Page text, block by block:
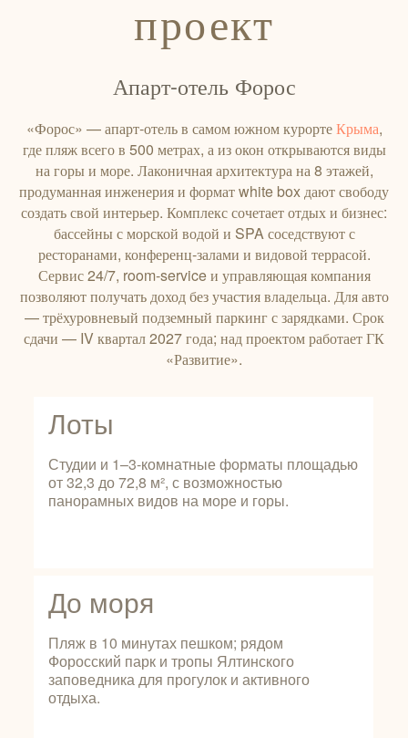
проект
Апарт-отель Форос
«Форос» — апарт‑отель в самом южном курортеКрыма,
где пляж всего в 500 метрах, а из окон открываются виды
на горы и море. Лаконичная архитектура на 8 этажей,
продуманная инженерия и формат white box дают свободу
создать свой интерьер. Комплекс сочетает отдых и бизнес:
бассейны с морской водой и SPA соседствуют с
ресторанами, конференц‑залами и видовой террасой.
Сервис 24/7, room‑service и управляющая компания
позволяют получать доход без участия владельца. Для авто
— трёхуровневый подземный паркинг с зарядками. Срок
сдачи — IV квартал 2027 года; над проектом работает ГК
«Развитие».
До моря
Пляж в 10 минутах пешком; рядом
Форосский парк и тропы Ялтинского
заповедника для прогулок и активного
отдыха.
Лоты
Студии и 1–3‑комнатные форматы площадью
от 32,3 до 72,8 м², с возможностью
панорамных видов на море и горы.